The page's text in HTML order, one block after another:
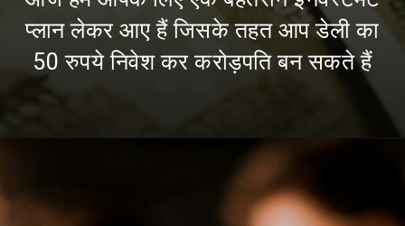
प्लान लेकर आए हैं जिसके तहत आप डेली का
50 रुपये निवेश कर करोड़पति बन सकते हैं